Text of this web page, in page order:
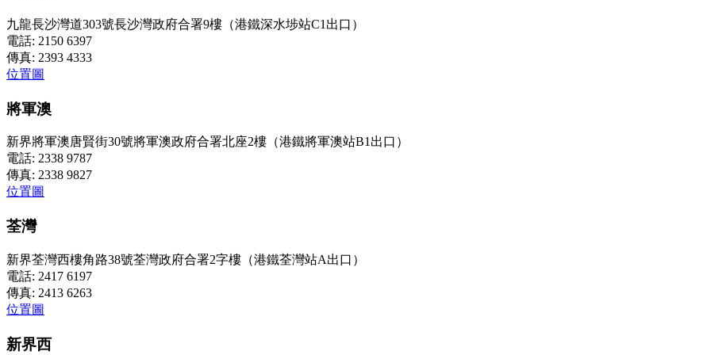
九龍長沙灣道303號長沙灣政府合署9樓（港鐵深水埗站C1出口）
電話: 2150 6397
傳真: 2393 4333
位置圖
將軍澳
新界將軍澳唐賢街30號將軍澳政府合署北座2樓（港鐵將軍澳站B1出口）
電話: 2338 9787
傳真: 2338 9827
位置圖
荃灣
新界荃灣西樓角路38號荃灣政府合署2字樓（港鐵荃灣站A出口）
電話: 2417 6197
傳真: 2413 6263
位置圖
新界西